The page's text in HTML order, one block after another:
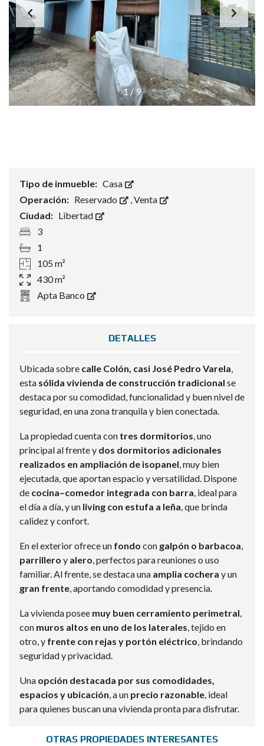
1/9
Tipo de inmueble: Casa
Operación: Reservado ,Venta
Ciudad: Libertad
3
1
105 m²
430 m²
Apta Banco
DETALLES
Ubicada sobre calle Colón, casi José Pedro Varela,
esta sólida vivienda de construcción tradicional se
destaca por su comodidad, funcionalidad y buen nivel de
seguridad, en una zona tranquila y bien conectada.
La propiedad cuenta con tres dormitorios, uno
principal al frente y dos dormitorios adicionales
realizados en ampliación de isopanel, muy bien
ejecutada, que aportan espacio y versatilidad. Dispone
de cocina–comedor integrada con barra, ideal para
el día a día, y un living con estufa a leña, que brinda
calidez y confort.
En el exterior ofrece un fondo con galpón o barbacoa,
parrillero y alero, perfectos para reuniones o uso
familiar. Al frente, se destaca una amplia cochera y un
gran frente, aportando comodidad y presencia.
La vivienda posee muy buen cerramiento perimetral,
con muros altos en uno de los laterales, tejido en
otro, y frente con rejas y portón eléctrico, brindando
seguridad y privacidad.
Una opción destacada por sus comodidades,
espacios y ubicación, a un precio razonable, ideal
para quienes buscan una vivienda pronta para disfrutar.
OTRAS PROPIEDADES INTERESANTES